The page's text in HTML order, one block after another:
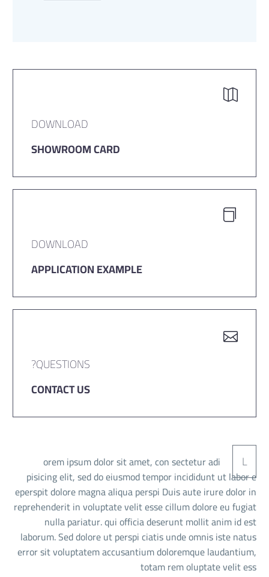
DOWNLOAD
SHOWROOM CARD
DOWNLOAD
APPLICATION EXAMPLE
QUESTIONS?
CONTACT US
L
orem ipsum dolor sit amet, con sectetur adi
pisicing elit, sed do eiusmod tempor incididunt ut labor e
eperspit dolore magna aliqua perspi Duis aute irure dolor in
reprehenderit in voluptate velit esse cillum dolore eu fugiat
nulla pariatur. qui officia deserunt mollit anim id est
laborum. Sed dolore ut perspi ciatis unde omnis iste natus
error sit voluptatem accusantium doloremque laudantium,
totam rem oluptate velit ess